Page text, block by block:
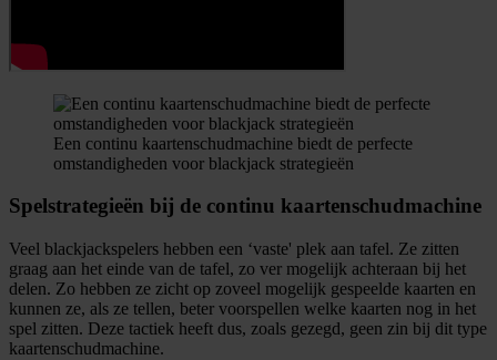
Een continu kaartenschudmachine biedt de perfecte
omstandigheden voor blackjack strategieën
Spelstrategieën bij de continu kaartenschudmachine
Veel blackjackspelers hebben een ‘vaste' plek aan tafel. Ze zitten
graag aan het einde van de tafel, zo ver mogelijk achteraan bij het
delen. Zo hebben ze zicht op zoveel mogelijk gespeelde kaarten en
kunnen ze, als ze tellen, beter voorspellen welke kaarten nog in het
spel zitten. Deze tactiek heeft dus, zoals gezegd, geen zin bij dit type
kaartenschudmachine.